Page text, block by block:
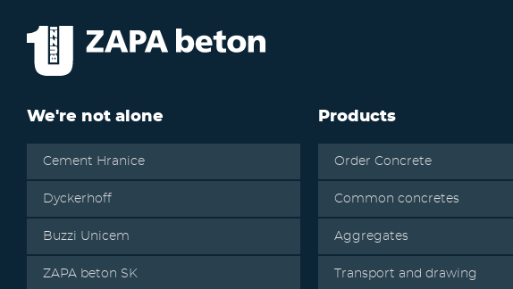
We're not alone
Cement Hranice
Dyckerhoff
Buzzi Unicem
ZAPA beton SK
Products
Order Concrete
Common concretes
Aggregates
Transport and drawing